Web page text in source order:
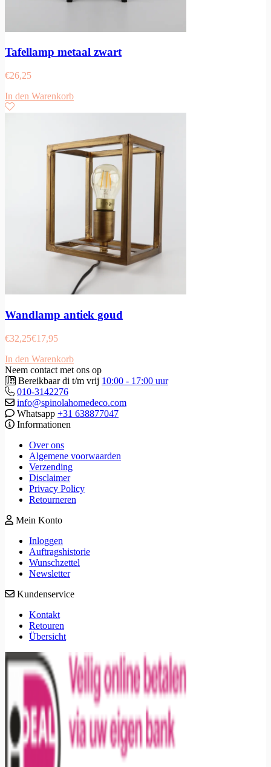
Tafellamp metaal zwart
€26,25
In den Warenkorb
Wandlamp antiek goud
€32,25€17,95
In den Warenkorb
Neem contact met ons op
Bereikbaar di t/m vrij 10:00 - 17:00 uur
010-3142276
info@spinolahomedeco.com
Whatsapp +31 638877047
Informationen
Over ons
Algemene voorwaarden
Verzending
Disclaimer
Privacy Policy
Retourneren
Mein Konto
Inloggen
Auftragshistorie
Wunschzettel
Newsletter
Kundenservice
Kontakt
Retouren
Übersicht